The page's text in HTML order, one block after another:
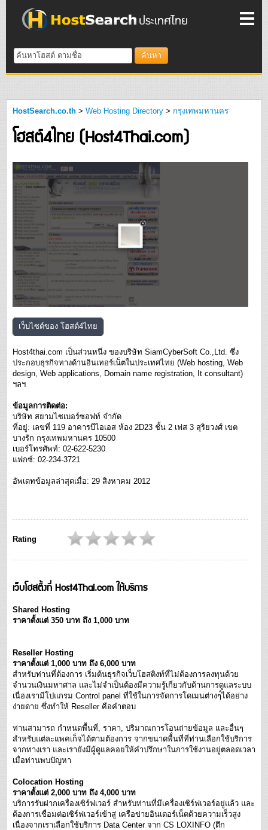
ค้นหา
HostSearch.co.th > Web Hosting Directory > กรุงเทพมหานคร
โฮสต์4ไทย (Host4Thai.com)
เว็บไซต์ของ โฮสต์4ไทย
Host4thai.com เป็นส่วนหนึ่ง ของบริษัท SiamCyberSoft Co.,Ltd. ซึ่ง
ประกอบธุรกิจทางด้านอินเทอร์เน็ตในประเทศไทย (Web hosting, Web
design, Web applications, Domain name registration, It consultant)
ฯลฯ
ข้อมูลการติดต่อ:
บริษัท สยามไซเบอร์ซอฟท์ จำกัด
ที่อยู่: เลขที่ 119 อาคารบีไอเอส ห้อง 2D23 ชั้น 2 เฟส 3 สุริยวงศ์ เขต
บางรัก กรุงเทพมหานคร 10500
เบอร์โทรศัพท์: 02-622-5230
แฟกซ์: 02-234-3721
อัพเดทข้อมูลล่าสุดเมื่อ: 29 สิงหาคม 2012
Rating
เว็บโฮสติ้งที่ Host4Thai.com ให้บริการ
Shared Hosting
ราคาตั้งแต่ 350 บาท ถึง 1,000 บาท
Reseller Hosting
ราคาตั้งแต่ 1,000 บาท ถึง 6,000 บาท
สำหรับท่านที่ต้องการ เริ่มต้นธุรกิจเว็บโฮสติงท์ที่ไม่ต้องการลงทุนด้วย
จำนวนเงินมหาศาล และไม่จำเป็นต้องมีความรู้เกี่ยวกับด้านการดูแลระบบ
เนื่องเรามีโปแกรม Control panel ที่ใช้ในการจัดการโดเมนต่างๆ์ได้อย่าง
ง่ายดาย ซึ่งทำให้ Reseller คือคำตอบ
ท่านสามารถ กำหนดพื้นที่, ราคา, ปริมาณการโอนถ่ายข้อมูล และอื่นๆ
สำหรับแต่ละแพคเก็จได้ตามต้องการ จากขนาดพื้่นที่ที่ท่านเลือกใช้บริการ
จากทางเรา และเรายังมีผู้ดูแลคอยให้คำปรึกษาในการใช้งานอยู่ตลอดเวลา
เมื่อท่านพบปัญหา
Colocation Hosting
ราคาตั้งแต่ 2,000 บาท ถึง 4,000 บาท
บริการรับฝากเครื่องเซิร์ฟเวอร์ สำหรับท่านที่มีเครื่องเซิร์ฟเวอร์อยู่แล้ว และ
ต้องการเชื่อมต่อเซิร์ฟเวอร์เข้าสู่ เครือข่ายอินเตอร์เน็ตด้วยความเร็วสูง
เนื่องจากเราเลือกใช้บริการ Data Center จาก CS LOXINFO (ตึก